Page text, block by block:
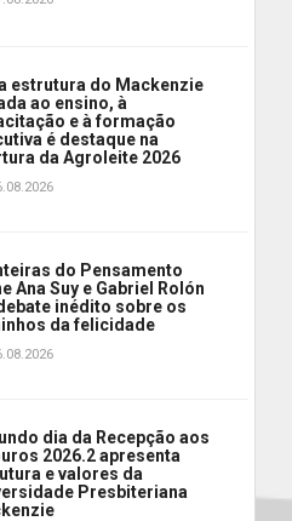
estrutura do Mackenzie
ao ensino, à
e à formação
é destaque na
da Agroleite 2026
do Pensamento
Ana Suy e Gabriel Rolón
inédito sobre os
da felicidade
dia da Recepção aos
2026.2 apresenta
e valores da
Presbiteriana